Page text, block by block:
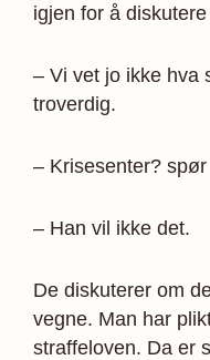
igjen for å
– Vi vet jo ikke hva
troverdig.
– Krisesenter?
– Han vil ikke det.
De diskuterer om
vegne. Man har
straffeloven. Da er